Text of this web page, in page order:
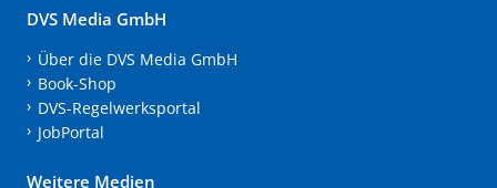
DVS Media GmbH
Über die DVS Media GmbH
Book-Shop
DVS-Regelwerksportal
JobPortal
Weitere Medien